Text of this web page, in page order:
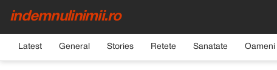
indemnulinimii.ro
Latest General Stories Retete Sanatate Oameni